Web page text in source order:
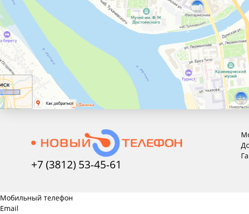
+7 (3812) 53-45-61
Мобильный телефон
Email